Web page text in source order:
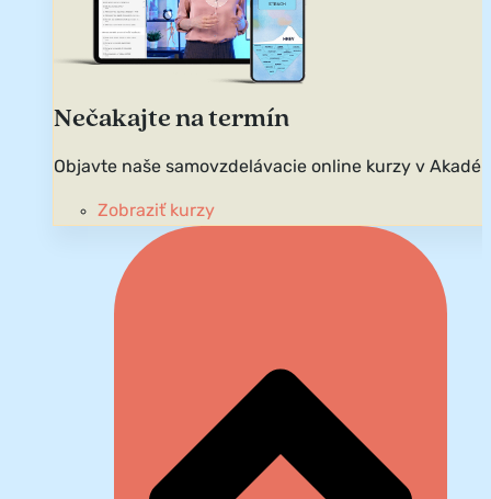
Nečakajte na termín
Objavte naše samovzdelávacie online kurzy v
Zobraziť kurzy